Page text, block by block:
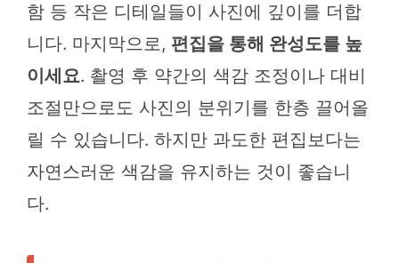
함 등 작은 디테일들이 사진에 깊이를 더합
니다. 마지막으로, 편집을 통해 완성도를 높
이세요. 촬영 후 약간의 색감 조정이나 대비
조절만으로도 사진의 분위기를 한층 끌어올
릴 수 있습니다. 하지만 과도한 편집보다는
자연스러운 색감을 유지하는 것이 좋습니
다.